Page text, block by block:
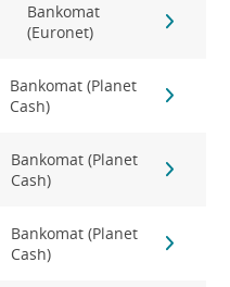
Bankomat
(Euronet)
Bankomat (Planet
Cash)
Bankomat (Planet
Cash)
Bankomat (Planet
Cash)